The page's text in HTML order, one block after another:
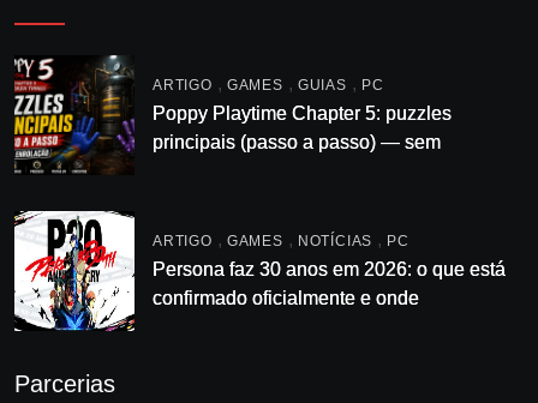
ARTIGO , GAMES , GUIAS , PC
Poppy Playtime Chapter 5: puzzles
principais (passo a passo) — sem
ARTIGO , GAMES , NOTÍCIAS , PC
Persona faz 30 anos em 2026: o que está
confirmado oficialmente e onde
Parcerias